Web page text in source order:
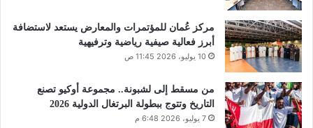
مركز عُمان للمؤتمرات والمعارض يستعد لاستضافة
أبرز فعالية صيفية رياضية وترفيهية
10 يوليو، 2026 11:45 ص
من مسقط إلى لشبونة.. مجموعة أوكيو تصنع
التاريخ وتتوج ببطولة البرتغال الدولية 2026
7 يوليو، 2026 6:48 م